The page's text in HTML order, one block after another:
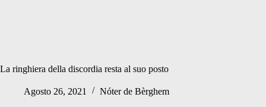
La ringhiera della discordia resta al suo posto
Agosto 26, 2021 Nóter de Bèrghem